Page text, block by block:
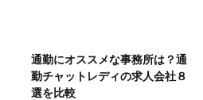
通勤にオススメな事務所は？通
勤チャットレディの求人会社８
選を比較